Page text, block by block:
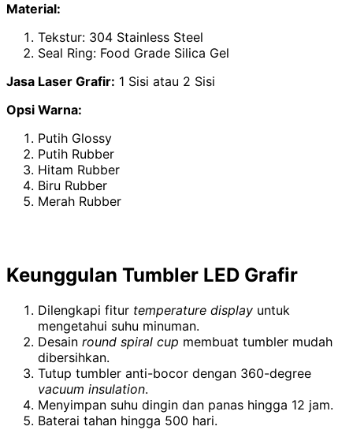
Material:
Tekstur: 304 Stainless Steel
Seal Ring: Food Grade Silica Gel
Jasa Laser Grafir: 1 Sisi atau 2 Sisi
Opsi Warna:
Putih Glossy
Putih Rubber
Hitam Rubber
Biru Rubber
Merah Rubber
Keunggulan Tumbler LED Grafir
Dilengkapi fitur temperature display untuk
mengetahui suhu minuman.
Desain round spiral cup membuat tumbler mudah
dibersihkan.
Tutup tumbler anti-bocor dengan 360-degree
vacuum insulation.
Menyimpan suhu dingin dan panas hingga 12 jam.
Baterai tahan hingga 500 hari.